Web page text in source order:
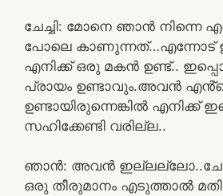
ചേച്ചി: മോനെ ഞാൻ നിന്നെ
പോലെ കാണുന്നത്…എന്നോട്
എനിക്ക് ഒരു മകൻ ഉണ്ട്..
പ്രായം ഉണ്ടാവും.അവൻ
ഉണ്ടായിരുന്നെങ്കിൽ എനിക്ക്
സഹിക്കേണ്ടി വരില്ല..
ഞാൻ: അവൻ
ഒരു തീരുമാനം എടുത്താൽ